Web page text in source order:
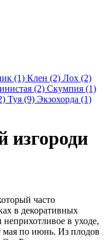
(1) Клен (2) Лох (2)
(2) Скумпия (1)
Туя (9) Экзохорда (1)
изгороди
часто
в декоративных
неприхотливое в уходе,
мая по июнь. Из плодов